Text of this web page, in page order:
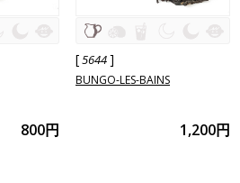
800円
[5644]
BUNGO-LES-BAINS
1,200円